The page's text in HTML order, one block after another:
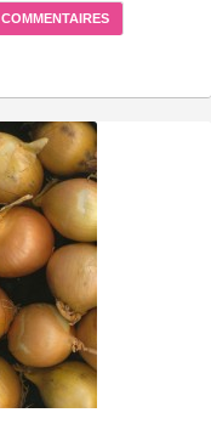
COMMENTAIRES